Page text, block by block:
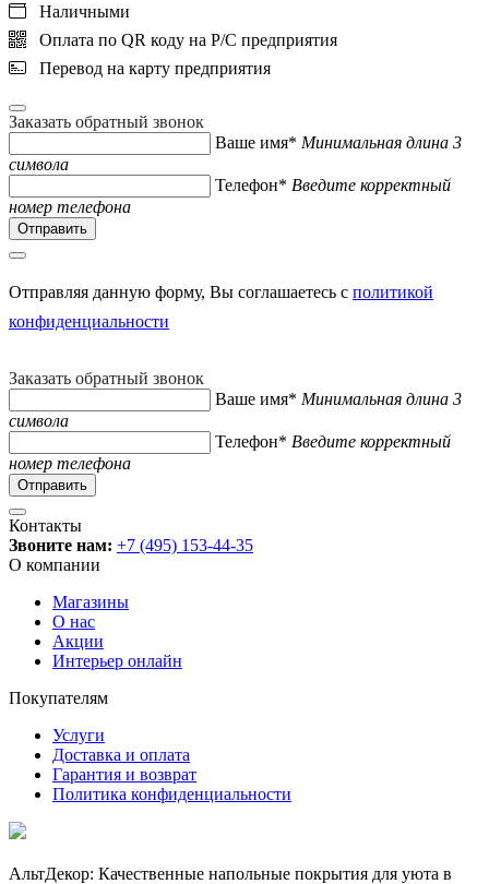
Наличными
Оплата по QR коду на Р/С предприятия
Перевод на карту предприятия
Заказать обратный звонок
Ваше имя* Минимальная длина 3
символа
Телефон* Введите корректный
номер телефона
Отправляя данную форму, Вы соглашаетесь с политикой
конфиденциальности
Заказать обратный звонок
Ваше имя* Минимальная длина 3
символа
Телефон* Введите корректный
номер телефона
Контакты
Звоните нам: +7 (495) 153-44-35
О компании
Магазины
О нас
Акции
Интерьер онлайн
Покупателям
Услуги
Доставка и оплата
Гарантия и возврат
Политика конфиденциальности
АльтДекор: Качественные напольные покрытия для уюта в